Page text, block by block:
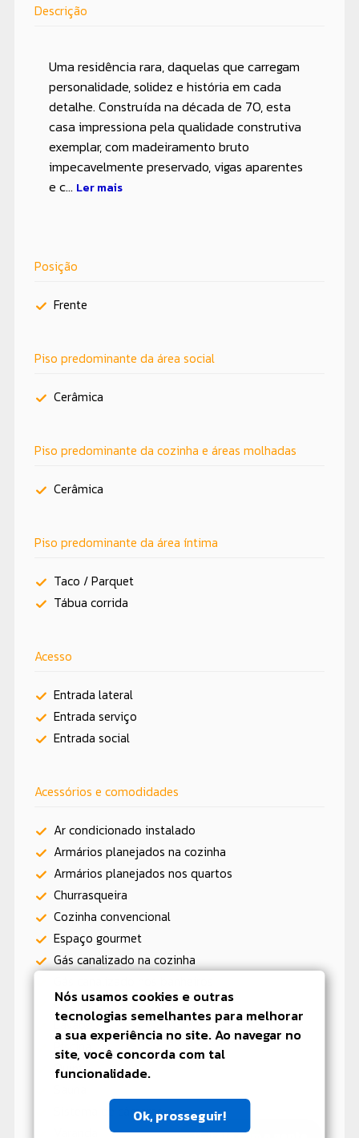
Descrição
Uma residência rara, daquelas que carregam
personalidade, solidez e história em cada
detalhe. Construída na década de 70, esta
casa impressiona pela qualidade construtiva
exemplar, com madeiramento bruto
impecavelmente preservado, vigas aparentes
e c... Ler mais
Posição
Frente
Piso predominante da área social
Cerâmica
Piso predominante da cozinha e áreas molhadas
Cerâmica
Piso predominante da área íntima
Taco / Parquet
Tábua corrida
Acesso
Entrada lateral
Entrada serviço
Entrada social
Acessórios e comodidades
Ar condicionado instalado
Armários planejados na cozinha
Armários planejados nos quartos
Churrasqueira
Cozinha convencional
Espaço gourmet
Gás canalizado na cozinha
Lareira
Lavabo
Piscina
Quintal
Sistema de câmeras
Nós usamos cookies e outras
tecnologias semelhantes para melhorar
a sua experiência no site. Ao navegar no
site, você concorda com tal
funcionalidade.
Ok, prosseguir!